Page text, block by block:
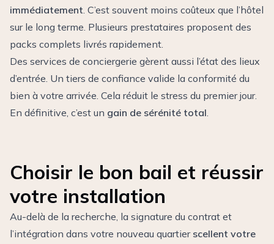
immédiatement. C’est souvent moins coûteux que l’hôtel
sur le long terme. Plusieurs prestataires proposent des
packs complets livrés rapidement.
Des services de conciergerie gèrent aussi l’état des lieux
d’entrée. Un tiers de confiance valide la conformité du
bien à votre arrivée. Cela réduit le stress du premier jour.
En définitive, c’est un gain de sérénité total.
Choisir le bon bail et réussir
votre installation
Au-delà de la recherche, la signature du contrat et
l’intégration dans votre nouveau quartier scellent votre